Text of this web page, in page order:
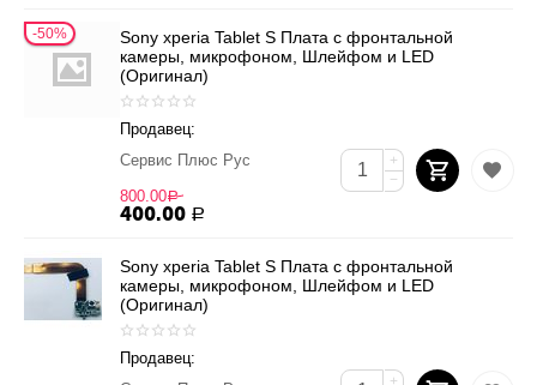
50%
Sony xperia Tablet S Плата с фронтальной
камеры, микрофоном, Шлейфом и LED
(Оригинал)
Продавец:
Сервис Плюс Рус
800.00Р
400.00 Р
+
−
Sony xperia Tablet S Плата с фронтальной
камеры, микрофоном, Шлейфом и LED
(Оригинал)
Продавец:
+